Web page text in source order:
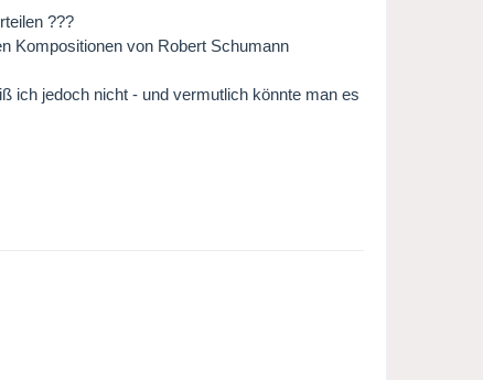
???
Kompositionen von Robert Schumann
ich jedoch nicht - und vermutlich könnte man es